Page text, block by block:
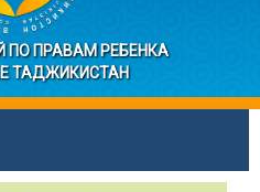
ПО ПРАВАМ РЕБЕНКА
ТАДЖИКИСТАН